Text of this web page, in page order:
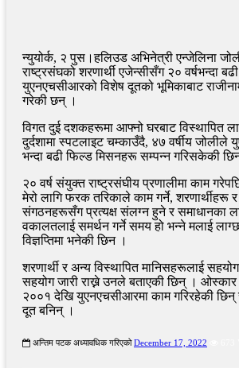
न्युयोर्क, २ पुस।हलिउड अभिनेत्री एन्जेलिना
राष्ट्रसंघको शरणार्थी एजेन्सीसँग २० वर्षभन्दा
युएनएचसीआरको विशेष दूतको भूमिकाबाट
गरेकी छन् ।
विगत दुई दशकहरूमा आफ्नो घरबाट विस्थापित
दुर्दशामा स्पटलाइट चम्काउँदै, ४७ वर्षीय
भन्दा बढी फिल्ड मिसनहरू सम्पन्न गरिसकेकी
२० वर्ष संयुक्त राष्ट्रसंघीय प्रणालीमा काम
मेरो लागि फरक तरिकाले काम गर्ने, शरणार्थीहरू
संगठनहरूसँग प्रत्यक्ष संलग्न हुने र समाधानका
वकालतलाई समर्थन गर्ने समय हो भन्ने मलाई
विज्ञप्तिमा भनेकी छिन ।
शरणार्थी र अन्य विस्थापित मानिसहरूलाई
सहयोग जारी राख्ने उनले बताएकी छिन् ।
२००१ देखि युएनएचसीआरमा काम गरिरहेकी
दूत बनिन् ।
अन्तिम पटक अध्यावधिक गरिएको December 17, 2022